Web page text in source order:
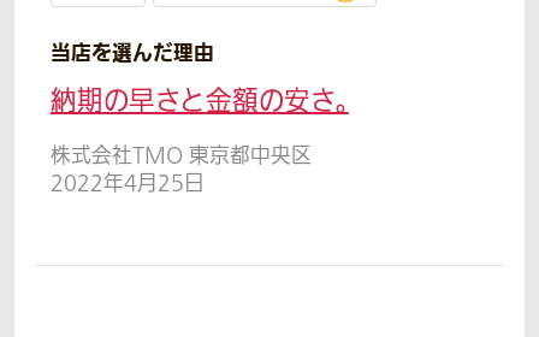
当店を選んだ理由
納期の早さと金額の安さ。
株式会社TMO 東京都中央区
2022年4月25日